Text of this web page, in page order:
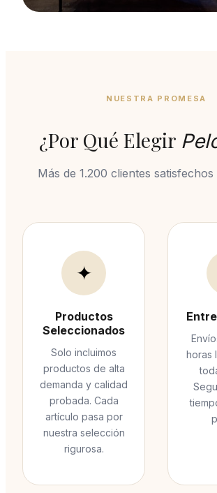
NUESTRA PROMESA
¿Por Qué Elegir
Más de 1.200 clientes
✦
Productos
Seleccionados
Solo incluimos
productos de alta
demanda y calidad
probada. Cada
artículo pasa por
nuestra selección
rigurosa.
horas